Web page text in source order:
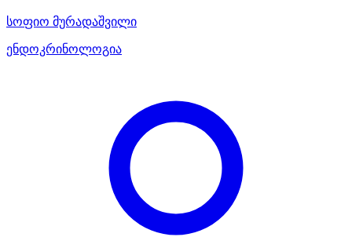
სოფიო მურადაშვილი
ენდოკრინოლოგია